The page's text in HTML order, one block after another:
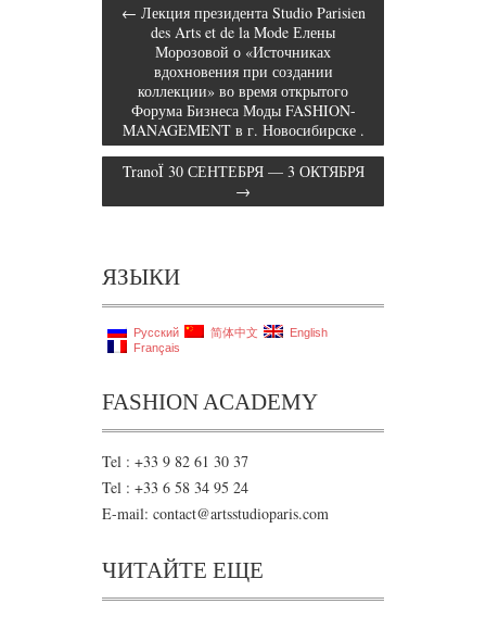
← Лекция президента Studio Parisien
des Arts et de la Mode Елены
Морозовой о «Источниках
вдохновения при создании
коллекции» во время открытого
Форума Бизнеса Моды FASHION-
MANAGEMENT в г. Новосибирске .
TranoÏ 30 СЕНТЕБРЯ — 3 ОКТЯБРЯ
→
ЯЗЫКИ
Русский 简体中文
English
Français
FASHION ACADEMY
Tel : +33 9 82 61 30 37
Tel : +33 6 58 34 95 24
E-mail: contact@artsstudioparis.com
ЧИТАЙТЕ ЕЩЕ